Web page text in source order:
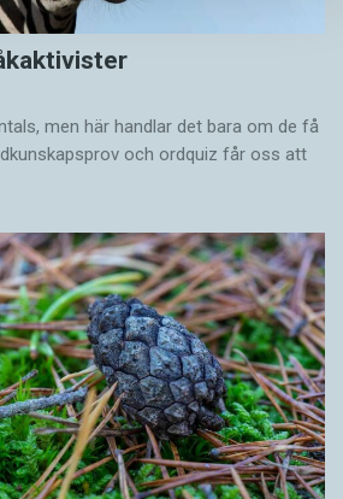
men här handlar det bara om de få
och ordquiz får oss att